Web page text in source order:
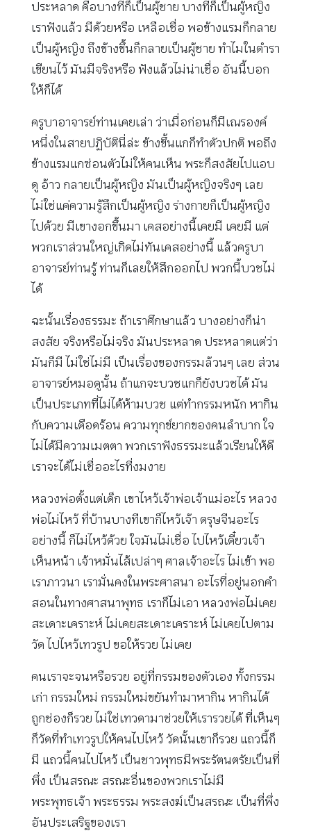
ประหลาด คือบางทีก็เป็นผู้ชาย บางทีก็เป็นผู้หญิง
เราฟังแล้ว มีด้วยหรือ เหลือเชื่อ พอข้างแรมก็กลาย
เป็นผู้หญิง ถึงข้างขึ้นก็กลายเป็นผู้ชาย ทำไมในตำรา
เขียนไว้ มันมีจริงหรือ ฟังแล้วไม่น่าเชื่อ อันนี้บอก
ให้ก็ได้
ครูบาอาจารย์ท่านเคยเล่า ว่าเมื่อก่อนก็มีเณรองค์
หนึ่งในสายปฏิบัตินี่ล่ะ ข้างขึ้นแกก็ทำตัวปกติ พอถึง
ข้างแรมแกซ่อนตัวไม่ให้คนเห็น พระก็สงสัยไปแอบ
ดู อ้าว กลายเป็นผู้หญิง มันเป็นผู้หญิงจริงๆ เลย
ไม่ใช่แค่ความรู้สึกเป็นผู้หญิง ร่างกายก็เป็นผู้หญิง
ไปด้วย มีเขางอกขึ้นมา เคสอย่างนี้เคยมี เคยมี แต่
พวกเราส่วนใหญ่เกิดไม่ทันเคสอย่างนี้ แล้วครูบา
อาจารย์ท่านรู้ ท่านก็เลยให้สึกออกไป พวกนี้บวชไม่
ได้
ฉะนั้นเรื่องธรรมะ ถ้าเราศึกษาแล้ว บางอย่างก็น่า
สงสัย จริงหรือไม่จริง มันประหลาด ประหลาดแต่ว่า
มันก็มี ไม่ใช่ไม่มี เป็นเรื่องของกรรมล้วนๆ เลย ส่วน
อาจารย์หมอดูนั้น ถ้าแกจะบวชแกก็ยังบวชได้ มัน
เป็นประเภทที่ไม่ได้ห้ามบวช แต่ทำกรรมหนัก หากิน
กับความเดือดร้อน ความทุกข์ยากของคนลำบาก ใจ
ไม่ได้มีความเมตตา พวกเราฟังธรรมะแล้วเรียนให้ดี
เราจะได้ไม่เชื่ออะไรที่งมงาย
หลวงพ่อตั้งแต่เด็ก เขาไหว้เจ้าพ่อเจ้าแม่อะไร หลวง
พ่อไม่ไหว้ ที่บ้านบางทีเขาก็ไหว้เจ้า ตรุษจีนอะไร
อย่างนี้ ก็ไม่ไหว้ด้วย ใจมันไม่เชื่อ ไปไหว้เดี๋ยวเจ้า
เห็นหน้า เจ้าหมั่นไส้เปล่าๆ ศาลเจ้าอะไร ไม่เข้า พอ
เราภาวนา เรามั่นคงในพระศาสนา อะไรที่อยู่นอกคำ
สอนในทางศาสนาพุทธ เราก็ไม่เอา หลวงพ่อไม่เคย
สะเดาะเคราะห์ ไม่เคยสะเดาะเคราะห์ ไม่เคยไปตาม
วัด ไปไหว้เทวรูป ขอให้รวย ไม่เคย
คนเราจะจนหรือรวย อยู่ที่กรรมของตัวเอง ทั้งกรรม
เก่า กรรมใหม่ กรรมใหม่ขยันทำมาหากิน หากินได้
ถูกช่องก็รวย ไม่ใช่เทวดามาช่วยให้เรารวยได้ ที่เห็นๆ
ก็วัดที่ทำเทวรูปให้คนไปไหว้ วัดนั้นเขาก็รวย แถวนี้ก็
มี แถวนี้คนไปไหว้ เป็นชาวพุทธมีพระรัตนตรัยเป็นที่
พึ่ง เป็นสรณะ สรณะอื่นของพวกเราไม่มี
พระพุทธเจ้า พระธรรม พระสงฆ์เป็นสรณะ เป็นที่พึ่ง
อันประเสริฐของเรา